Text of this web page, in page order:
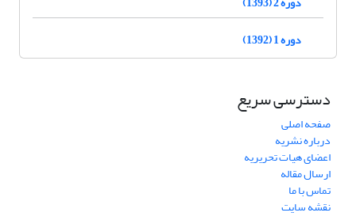
دوره 1 (1392)
دسترسی سریع
صفحه اصلی
درباره نشریه
اعضای هیات تحریریه
ارسال مقاله
تماس با ما
نقشه سایت